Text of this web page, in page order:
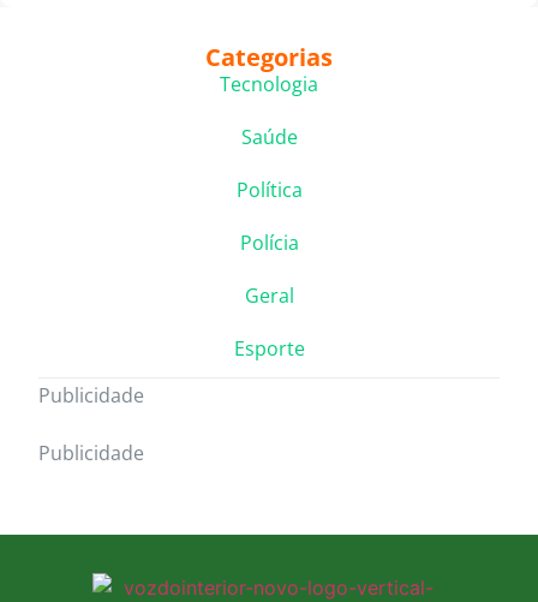
Categorias
Tecnologia
Saúde
Política
Polícia
Geral
Esporte
Publicidade
Publicidade